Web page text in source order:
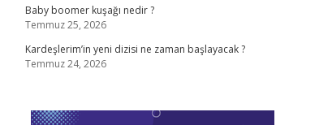
Baby boomer kuşağı nedir ?
Temmuz 25, 2026
Kardeşlerim’in yeni dizisi ne zaman başlayacak ?
Temmuz 24, 2026